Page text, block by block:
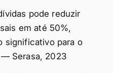
pode reduzir
em até 50%,
significativo para o
— Serasa, 2023